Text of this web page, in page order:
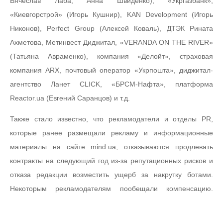
«Киевгорстрой» (Игорь Кушнир), KAN Development (Игорь
Никонов), Perfect Group (Алексей Коваль), ДТЭК Рината
Ахметова, Метинвест Диджитал, «VERANDA ON THE RIVER»
(Татьяна Авраменко), компания «Делойт», страховая
компания ARX, почтовый оператор «Укрпошта», диджитал-
агентство Ланет CLICK, «БРСМ-Нафта», платформа
Reactor.ua (Евгений Саранцов) и т.д.
Также стало известно, что рекламодатели и отделы PR,
которые ранее размещали рекламу и информационные
материалы на сайте mind.ua, отказываются продлевать
контракты на следующий год из-за репутационных рисков и
отказа редакции возместить ущерб за накрутку ботами.
Некоторым рекламодателям пообещали компенсацию.